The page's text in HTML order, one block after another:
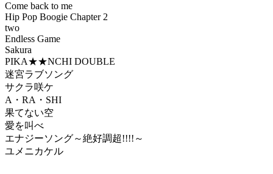
Come back to me
Hip Pop Boogie Chapter 2
two
Endless Game
Sakura
PIKA★★NCHI DOUBLE
迷宮ラブソング
サクラ咲ケ
A・RA・SHI
果てない空
愛を叫べ
エナジーソング～絶好調超!!!!～
ユメニカケル